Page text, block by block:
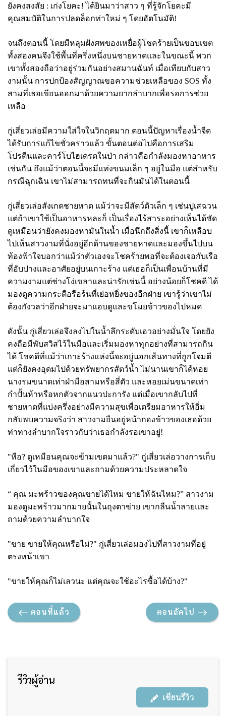
ยังคงสงสัย : เก่งโยคะ! ได้ยินมาว่าสาว ๆ ที่รู้จักโยคะมี
คุณสมบัติในการปลดล็อกท่าใหม่ ๆ โดยอัตโนมัติ!
จนถึงตอนนี้ โดยมีหลุมฝังศพของเหยื่อผู้โชคร้ายเป็นขอบเขต
ทั้งสองคนจึงใช้พื้นที่ครึ่งหนึ่งบนชายหาดและในขณะนี้ พวก
เขาทั้งสองถือว่าอยู่ร่วมกันอย่างสมานฉันท์ เมื่อเทียบกับสาว
งามนั้น การปกป้องสัญญาณขอความช่วยเหลือของ SOS ทั้ง
สามที่เธอเขียนออกมาด้วยความยากลำบากเพื่อรอการช่วย
เหลือ
กู่เสี่ยวเล่อมีความใส่ใจในวิกฤตมาก ตอนนี้ปัญหาเรื่องน้ำจืด
ได้รับการแก้ไขชั่วคราวแล้ว ขั้นตอนต่อไปคือการเสริม
โปรตีนและคาร์โบไฮเดรตในป่า กล่าวคือกำลังมองหาอาหาร
เช่นกัน ถึงแม้ว่าตอนนี้จะมีแท่งขนมเล็ก ๆ อยู่ในมือ แต่สำหรับ
กรณีฉุกเฉิน เขาไม่สามารถทนที่จะกินมันได้ในตอนนี้
กู่เสี่ยวเล่อสังเกตชายหาด แม้ว่าจะมีสัตว์ตัวเล็ก ๆ เช่นปูเสฉวน
แต่ถ้าเขาใช้เป็นอาหารหละก็ เป็นเรื่องไร้สาระอย่างเห็นได้ชัด
ดูเหมือนว่ายังคงมองหามันในน้ำ เมื่อนึกถึงสิ่งนี้ เขาก็เหลือบ
ไปเห็นสาวงามที่นั่งอยู่อีกด้านของชายหาดและมองขึ้นไปบน
ท้องฟ้าใจบอกว่าแม้ว่าตัวเองจะโชคร้ายพอที่จะต้องเจอกับเรือ
ที่อับปางและอาศัยอยู่บนเกาะร้าง แต่เธอก็เป็นเพื่อนบ้านที่มี
ความงามแต่ช่างโง่เขลาและน่ารักเช่นนี้ อย่างน้อยก็โชคดี ได้
มองดูความกระตือรือร้นที่เย่อหยิ่งของอีกฝ่าย เขารู้ว่าเขาไม่
ต้องกังวลว่าอีกฝ่ายจะมาแอบดูและขโมยข้าวของไปหมด
ดังนั้น กู่เสี่ยวเล่อจึงลงไปในน้ำลึกระดับเอวอย่างมั่นใจ โดยยัง
คงถือมีพับสวิสไว้ในมือและเริ่มมองหาทุกอย่างที่สามารถกิน
ได้ โชคดีที่แม้ว่าเกาะร้างแห่งนี้จะอยู่นอกเส้นทางที่ถูกโจมตี
แต่ก็ยังคงอุดมไปด้วยทรัพยากรสัตว์น้ำ ไม่นานเขาก็ได้หอย
นางรมขนาดเท่าฝ่ามือสามหรือสี่ตัว และหอยเม่นขนาดเท่า
กำปั้นห้าหรือหกตัวจากแนวปะการัง แต่เมื่อเขากลับไปที่
ชายหาดที่แบ่งครึ่งอย่างมีความสุขเพื่อเตรียมอาหารให้อิ่ม
กลับพบความจริงว่า สาวงามยืนอยู่หน้ากองข้าวของเธอด้วย
ท่าทางลำบากใจราวกับว่าเธอกำลังรอเขาอยู่!
"หือ? ดูเหมือนคุณจะข้ามเขตมาแล้ว?" กู่เสี่ยวเล่อวางการเก็บ
เกี่ยวไว้ในมือของเขาและถามด้วยความประหลาดใจ
“ คุณ มะพร้าวของคุณขายได้ไหม ขายให้ฉันไหม?” สาวงาม
มองดูมะพร้าวมากมายนั้นในถุงตาข่าย เขากลืนน้ำลายและ
ถามด้วยความลำบากใจ
"ขาย ขายให้คุณหรือไม่?" กู่เสี่ยวเล่อมองไปที่สาวงามที่อยู่
ตรงหน้าเขา
"ขายให้คุณก็ไม่เลวนะ แต่คุณจะใช้อะไรซื้อได้บ้าง?"
ตอนที่แล้ว ตอนถัดไป
รีวิวผู้อ่าน
เขียนรีวิว